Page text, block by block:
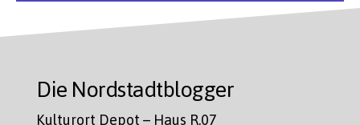
Die Nordstadtblogger
Kulturort Depot – Haus R.07